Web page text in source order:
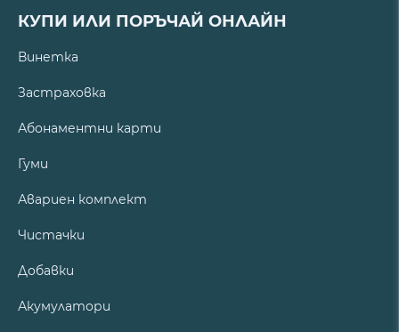
КУПИ ИЛИ ПОРЪЧАЙ ОНЛАЙН
Винетка
Застраховка
Абонаментни карти
Гуми
Авариен комплект
Чистачки
Добавки
Акумулатори